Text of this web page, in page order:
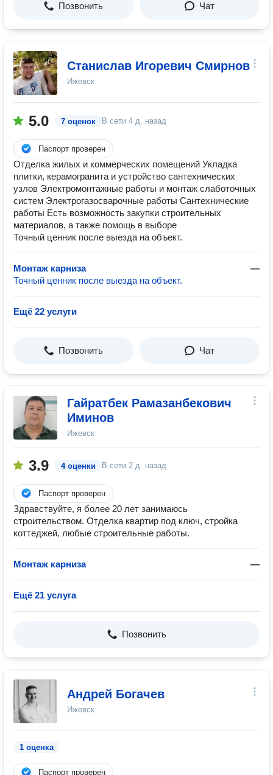
Позвонить Чат
Станислав Игоревич Смирнов
Ижевск
5.0 7 оценок В сети 4 д. назад
Паспорт проверен
Отделка жилых и коммерческих помещений Укладка
плитки, керамогранита и устройство сантехнических
узлов Электромонтажные работы и монтаж слаботочных
систем Электрогазосварочные работы Сантехнические
работы Есть возможность закупки строительных
материалов, а также помощь в выборе
Точный ценник после выезда на объект.
Монтаж карниза
—
Точный ценник после выезда на объект.
Ещё 22 услуги
Позвонить Чат
Гайратбек Рамазанбекович
Иминов
Ижевск
3.9 4 оценки В сети 2 д. назад
Паспорт проверен
Здравствуйте, я более 20 лет занимаюсь
строительством. Отделка квартир под ключ, стройка
коттеджей, любые строительные работы.
Монтаж карниза —
Ещё 21 услуга
Позвонить
Андрей Богачев
Ижевск
1 оценка
Паспорт проверен